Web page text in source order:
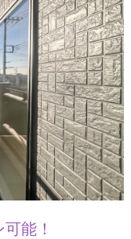
能！